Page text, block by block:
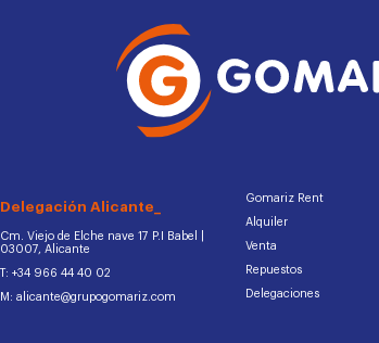
Delegación Alicante_
Cm. Viejo de Elche nave 17 P.I Babel |
03007, Alicante
T: +34 966 44 40 02
M: alicante@grupogomariz.com
Gomariz Rent
Alquiler
Venta
Repuestos
Delegaciones